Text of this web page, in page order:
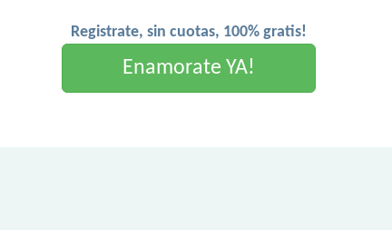
Registrate, sin cuotas, 100% gratis!
Enamorate YA!